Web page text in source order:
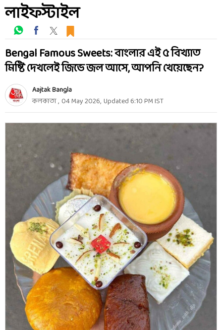
লাইফস্টাইল
Bengal Famous Sweets: বাংলার এই ৫ বিখ্যাত
মিষ্টি দেখলেই জিভে জল আসে, আপনি খেয়েছেন?
Aajtak Bangla
কলকাতা, 04 May 2026, Updated 6:10 PMIST